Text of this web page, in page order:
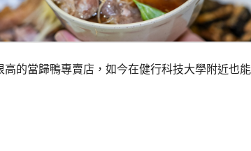
的當歸鴨專賣店，如今在健行科技大學附近也能